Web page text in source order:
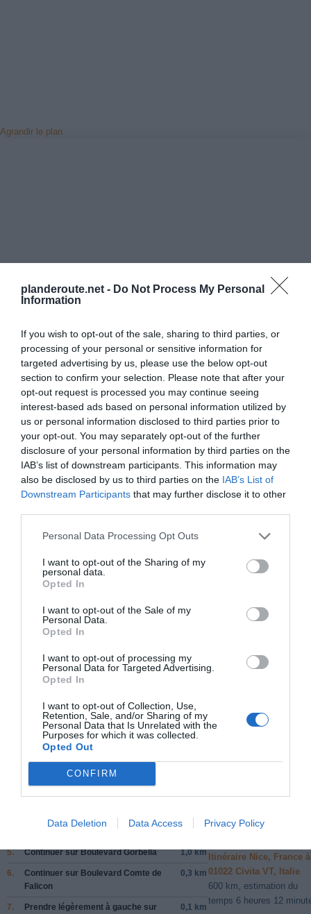
planderoute.net - Do Not Process My Personal
Information
If you wish to opt-out of the sale, sharing to third parties, or
processing of your personal or sensitive information for
targeted advertising by us, please use the below opt-out
section to confirm your selection. Please note that after your
opt-out request is processed you may continue seeing
interest-based ads based on personal information utilized by
us or personal information disclosed to third parties prior to
your opt-out. You may separately opt-out of the further
disclosure of your personal information by third parties on the
IAB’s list of downstream participants. This information may
also be disclosed by us to third parties on the IAB’s List of
Downstream Participants that may further disclose it to other
Personal Data Processing Opt Outs
I want to opt-out of the Sharing of my
personal data.
Opted In
I want to opt-out of the Sale of my
Personal Data.
Opted In
I want to opt-out of processing my
Personal Data for Targeted Advertising.
Opted In
I want to opt-out of Collection, Use,
Retention, Sale, and/or Sharing of my
Personal Data that Is Unrelated with the
Purposes for which it was collected.
Opted Out
CONFIRM
Data Deletion Data Access Privacy Policy
Agrandir le plan
Vérifiez la météo dans votre voyage
Places à proximité de votre itinéraire (moins de 30)
Le Rayà 1.20 km du point 1
à 1.48 km du point 1
Cimiezà 1.20 km du point 1
Castellarà 2.70 km du point 9
Facebook Partager cette voie
Itinéraire
49,0 km (tiempo estimado
Prendre la directionouest surPlace
du Général de GaulleversBoulevard
Joseph Garnier
28 m
Continuer surBoulevard Joseph
Garnier
Prendreà droitesurRue Théodore de
Banville
Continuer sur
Boulevard Auguste
0,3 km
5. Continuer surBoulevard Gorbella 1,0 km
6. Continuer sur Boulevard Comte de
Falicon
0,3 km
7. Prendre légèrement à gauche sur
0,1 km
Autres forfaits
France
Itinéraire Nice, France à
01022 Civita VT, Italie
600 km, estimation du
temps 6 heures 12